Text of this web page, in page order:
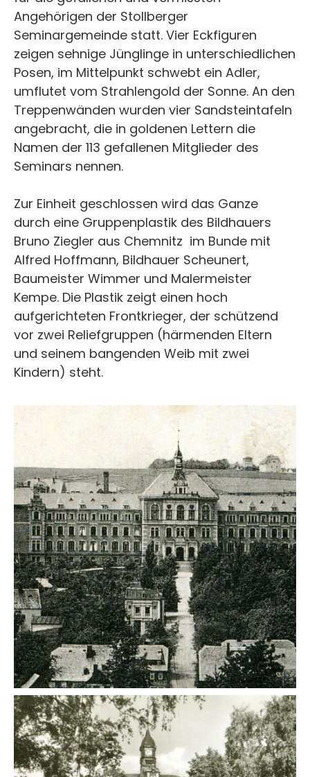
Angehörigen der Stollberger
Seminargemeinde statt. Vier Eckfiguren
zeigen sehnige Jünglinge in unterschiedlichen
Posen, im Mittelpunkt schwebt ein Adler,
umflutet vom Strahlengold der Sonne. An den
Treppenwänden wurden vier Sandsteintafeln
angebracht, die in goldenen Lettern die
Namen der 113 gefallenen Mitglieder des
Seminars nennen.
Zur Einheit geschlossen wird das Ganze
durch eine Gruppenplastik des Bildhauers
Bruno Ziegler aus Chemnitz im Bunde mit
Alfred Hoffmann, Bildhauer Scheunert,
Baumeister Wimmer und Malermeister
Kempe. Die Plastik zeigt einen hoch
aufgerichteten Frontkrieger, der schützend
vor zwei Reliefgruppen (härmenden Eltern
und seinem bangenden Weib mit zwei
Kindern) steht.